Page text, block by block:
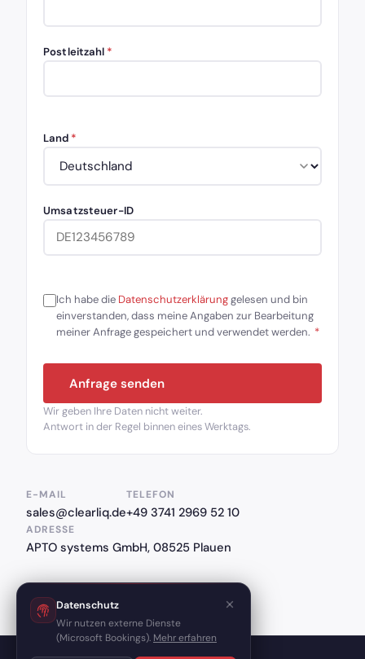
Postleitzahl *
Land *
Umsatzsteuer-ID
Ich habe die Datenschutzerklärunggelesen und bin
einverstanden, dass meine Angaben zur Bearbeitung
meiner Anfrage gespeichert und verwendet werden. *
Anfrage senden
Wir geben Ihre Daten nicht weiter.
Antwort in der Regel binnen eines Werktags.
E-MAIL
sales@clearliq.de
TELEFON
+49 3741 2969 52 10
ADRESSE
APTO systems GmbH, 08525 Plauen
Datenschutz
Wir nutzen externe Dienste
(Microsoft Bookings). Mehr erfahren